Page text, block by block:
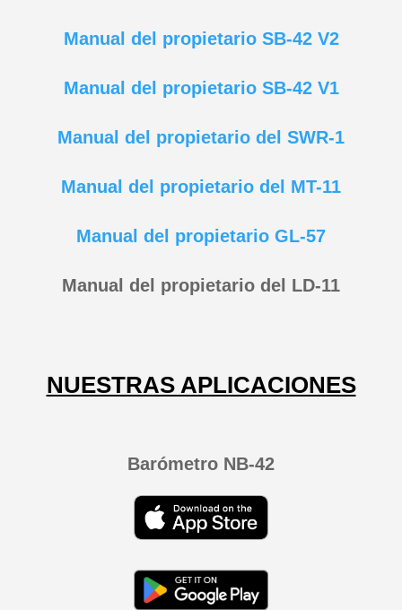
Manual del propietario SB-42 V2
Manual del propietario SB-42 V1
Manual del propietario del SWR-1
Manual del propietario del MT-11
Manual del propietario GL-57
Manual del propietario del LD-11
NUESTRAS APLICACIONES
Barómetro NB-42